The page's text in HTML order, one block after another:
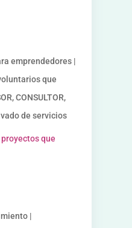
emprendedores |
que
CONSULTOR,
de servicios
que
|